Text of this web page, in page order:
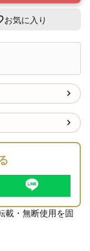
お気に入り
載・無断使用を固